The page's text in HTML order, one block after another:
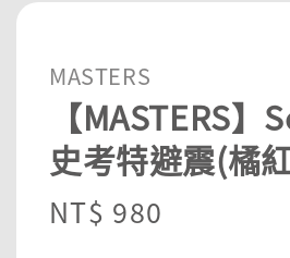
MASTERS
【MASTERS】
史考特避震(橘
Regular
NT$ 980